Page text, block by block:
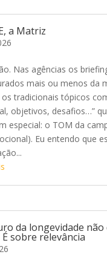
a Matriz
Nas agências os
mais ou menos da
tradicionais tópicos
objetivos, desafios…”
especial: o TOM da
Eu entendo que
da longevidade não
É sobre relevância